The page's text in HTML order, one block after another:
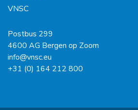
VNSC
Postbus 299
4600 AG Bergen op Zoom
info@vnsc.eu
+31 (0) 164 212 800